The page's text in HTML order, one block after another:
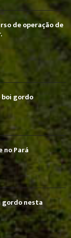
de operação de
gordo
no Pará
gordo nesta